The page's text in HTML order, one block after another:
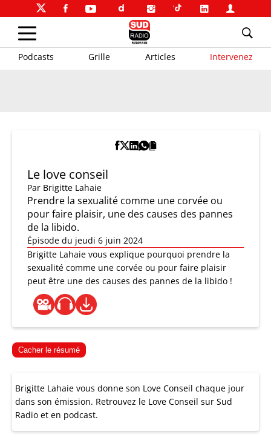
Podcasts Grille Articles Intervenez
Le love conseil
Par Brigitte Lahaie
Prendre la sexualité comme une corvée ou
pour faire plaisir, une des causes des pannes
de la libido.
Épisode du jeudi 6 juin 2024
Brigitte Lahaie vous explique pourquoi prendre la
sexualité comme une corvée ou pour faire plaisir
peut être une des causes des pannes de la libido !
Cacher le résumé
Brigitte Lahaie vous donne son Love Conseil chaque jour
dans son émission. Retrouvez le Love Conseil sur Sud
Radio et en podcast.